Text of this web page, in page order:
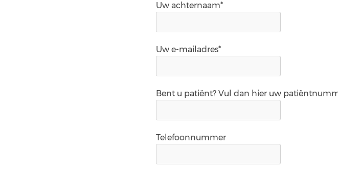
Uw achternaam*
Uw e-mailadres*
Bent u patiënt? Vul dan hier uw
Telefoonnummer